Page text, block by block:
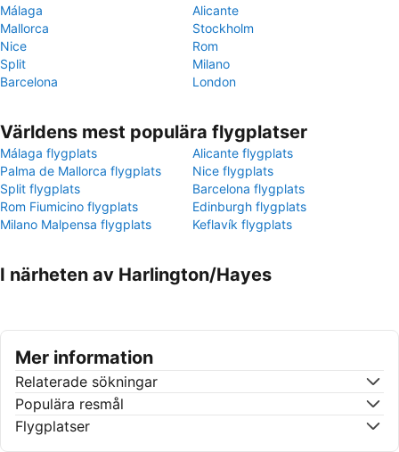
Málaga
Alicante
Mallorca
Stockholm
Nice
Rom
Split
Milano
Barcelona
London
Världens mest populära flygplatser
Málaga flygplats
Alicante flygplats
Palma de Mallorca flygplats
Nice flygplats
Split flygplats
Barcelona flygplats
Rom Fiumicino flygplats
Edinburgh flygplats
Milano Malpensa flygplats
Keflavík flygplats
I närheten av Harlington/Hayes
Mer information
Relaterade sökningar
Populära resmål
Flygplatser